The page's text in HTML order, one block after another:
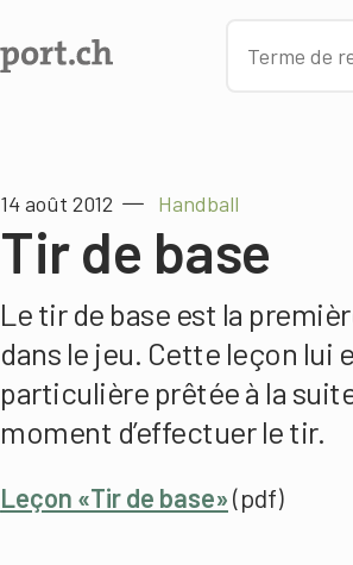
14 août 2012 Handball
Tir de base
Le tir de base est la
dans le jeu. Cette leçon lui
particulière prêtée à la
moment d’effectuer le tir.
Leçon «Tir de base»(pdf)